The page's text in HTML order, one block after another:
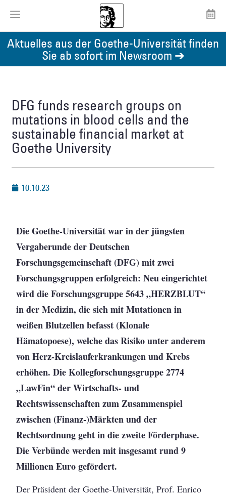
Aktuelles aus der Goethe-Universität finden
Sie ab sofort im Newsroom ➔
DFG funds research groups on
mutations in blood cells and the
sustainable financial market at
Goethe University
10.10.23
Die Goethe-Universität war in der jüngsten
Vergaberunde der Deutschen
Forschungsgemeinschaft (DFG) mit zwei
Forschungsgruppen erfolgreich: Neu eingerichtet
wird die Forschungsgruppe 5643 „HERZBLUT“
in der Medizin, die sich mit Mutationen in
weißen Blutzellen befasst (Klonale
Hämatopoese), welche das Risiko unter anderem
von Herz-Kreislauferkrankungen und Krebs
erhöhen. Die Kollegforschungsgruppe 2774
„LawFin“ der Wirtschafts- und
Rechtswissenschaften zum Zusammenspiel
zwischen (Finanz-)Märkten und der
Rechtsordnung geht in die zweite Förderphase.
Die Verbünde werden mit insgesamt rund 9
Millionen Euro gefördert.
Der Präsident der Goethe-Universität, Prof. Enrico